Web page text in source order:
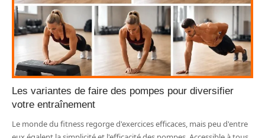
Les variantes de faire des pompes pour diversifier
votre entraînement
Le monde du fitness regorge d'exercices efficaces, mais peu d'entre